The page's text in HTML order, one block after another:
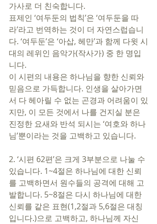
가사로 더 친숙합니다.
표제인 ‘여두둔의 법칙’은 ‘여두둔을 따
라’라고 번역하는 것이 더 자연스럽습니
다. ‘여두둔’은 ‘아삽, 헤만’과 함께 다윗 시
대의 레위인 음악가(작사가) 중 한 명입
니다.
이 시편의 내용은 하나님을 향한 신뢰와
믿음으로 가득합니다. 인생을 살아가면
서 다 헤아릴 수 없는 곤경과 어려움이 있
지만, 이 모든 것에서 나를 건지실 분은
진정한 요새와 반석 되시는 ‘여호와 하나
님’뿐이라는 것을 고백하고 있습니다.
2. ‘시편 62편’은 크게 3부분으로 나눌 수
있습니다. 1~4절은 하나님에 대한 신뢰
를 고백하면서 원수들의 공격에 대해 고
발합니다. 5~8절은 다시 하나님에 대한
신뢰를 같은 표현(1,2절과 5,6절은 대칭
입니다.)으로 고백하고, 하나님께 자신